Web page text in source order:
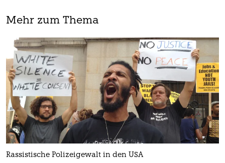
Mehr zum Thema
Rassistische Polizeigewalt in den USA